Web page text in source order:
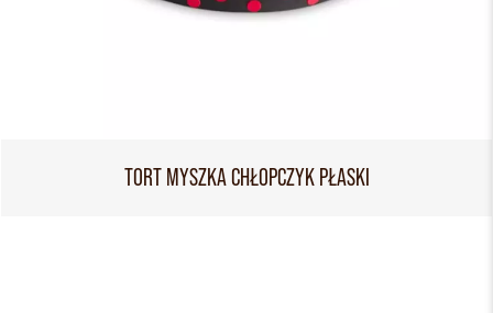
TORT MYSZKA CHŁOPCZYK PŁASKI